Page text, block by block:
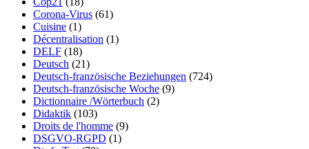
Corona-Virus (61)
Cuisine (1)
Décentralisation (1)
DELF (18)
Deutsch (21)
Deutsch-französische Beziehungen (724)
Deutsch-französische Woche (9)
Dictionnaire /Wörterbuch (2)
Didaktik (103)
Droits de l'homme (9)
DSGVO-RGPD (1)